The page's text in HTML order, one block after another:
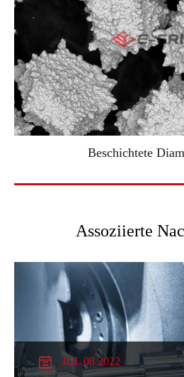
Beschichtete
Assoziierte
JUL 08 2022